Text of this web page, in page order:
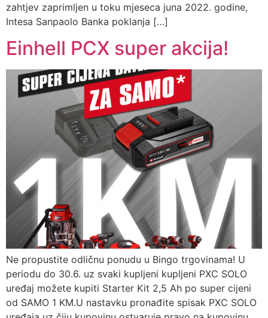
zahtjev zaprimljen u toku mjeseca juna 2022. godine,
Intesa Sanpaolo Banka poklanja […]
Einhell PCX super akcija!
Ne propustite odličnu ponudu u Bingo trgovinama! U
periodu do 30.6. uz svaki kupljeni kupljeni PXC SOLO
uređaj možete kupiti Starter Kit 2,5 Ah po super cijeni
od SAMO 1 KM.U nastavku pronađite spisak PXC SOLO